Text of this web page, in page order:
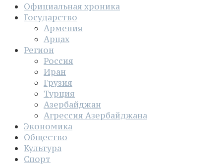
Официальная хроника
Государство
Армения
Арцах
Регион
Россия
Иран
Грузия
Турция
Азербайджан
Агрессия Азербайджана
Экономика
Общество
Культура
Спорт